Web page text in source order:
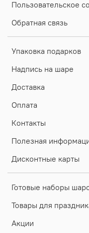
Пользовательское
Обратная связь
Упаковка подарков
Надпись на шаре
Доставка
Оплата
Контакты
Полезная
Дисконтные карты
Готовые наборы
Товары для
Акции